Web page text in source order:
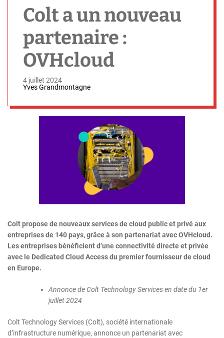
Colt a un nouveau
partenaire :
OVHcloud
4 juillet 2024
Yves Grandmontagne
Colt propose de nouveaux services de cloud public et privé aux
entreprises de 140 pays, grâce à son partenariat avec OVHcloud.
Les entreprises bénéficient d’une connectivité directe et privée
avec le Dedicated Cloud Access du premier fournisseur de cloud
en Europe.
Annonce de Colt Technology Services en date du 1er
juillet 2024
Colt Technology Services (Colt), société internationale
d’infrastructure numérique, annonce un partenariat avec